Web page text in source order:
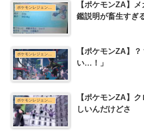
ポケモンレジェンズZ-Aまとめ
【ポケモンZA】
鑑説明が畜生すぎ
【ポケモンZA】
い…！」
【ポケモンZA】
しいんだけどさ